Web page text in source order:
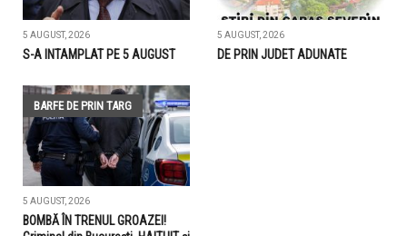
5 AUGUST, 2026
S-A INTAMPLAT PE 5 AUGUST
5 AUGUST, 2026
DE PRIN JUDET ADUNATE
BARFE DE PRIN TARG
5 AUGUST, 2026
BOMBĂ ÎN TRENUL GROAZEI!